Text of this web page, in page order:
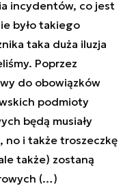
incydentów, co jest
było takiego
taka duża iluzja
Poprzez
do obowiązków
podmioty
będą musiały
no i także troszeczkę
także) zostaną
(…)